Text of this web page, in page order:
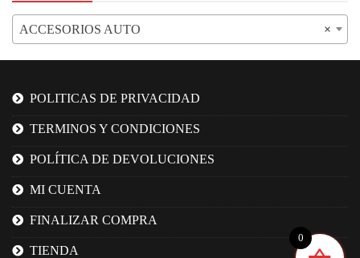
×
ACCESORIOS AUTO
POLITICAS DE PRIVACIDAD
TERMINOS Y CONDICIONES
POLÍTICA DE DEVOLUCIONES
MI CUENTA
FINALIZAR COMPRA
TIENDA
0